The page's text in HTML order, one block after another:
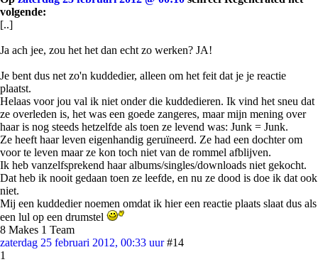
volgende:
[..]
Ja ach jee, zou het het dan echt zo werken? JA!
Je bent dus net zo'n kuddedier, alleen om het feit dat je je reactie
plaatst.
Helaas voor jou val ik niet onder die kuddedieren. Ik vind het sneu dat
ze overleden is, het was een goede zangeres, maar mijn mening over
haar is nog steeds hetzelfde als toen ze levend was: Junk = Junk.
Ze heeft haar leven eigenhandig geruïneerd. Ze had een dochter om
voor te leven maar ze kon toch niet van de rommel afblijven.
Ik heb vanzelfsprekend haar albums/singles/downloads niet gekocht.
Dat heb ik nooit gedaan toen ze leefde, en nu ze dood is doe ik dat ook
niet.
Mij een kuddedier noemen omdat ik hier een reactie plaats slaat dus als
een lul op een drumstel
8 Makes 1 Team
zaterdag 25 februari 2012, 00:33 uur #14
1